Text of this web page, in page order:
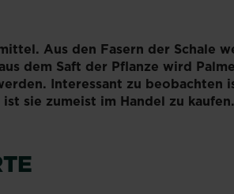
Aus den Fasern der Schale
dem Saft der Pflanze wird
Interessant zu beobachten
sie zumeist im Handel zu kaufen.